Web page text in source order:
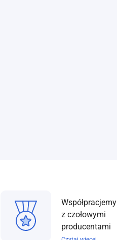
Współpracjemy
z czołowymi
producentami